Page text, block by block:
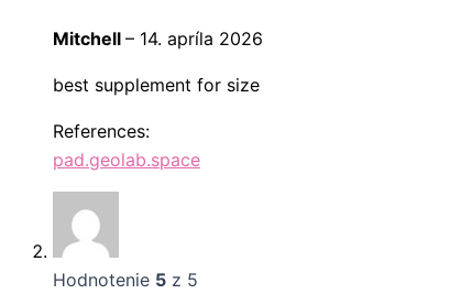
Mitchell – 14. apríla 2026
best supplement for size
References:
pad.geolab.space
Hodnotenie 5 z 5